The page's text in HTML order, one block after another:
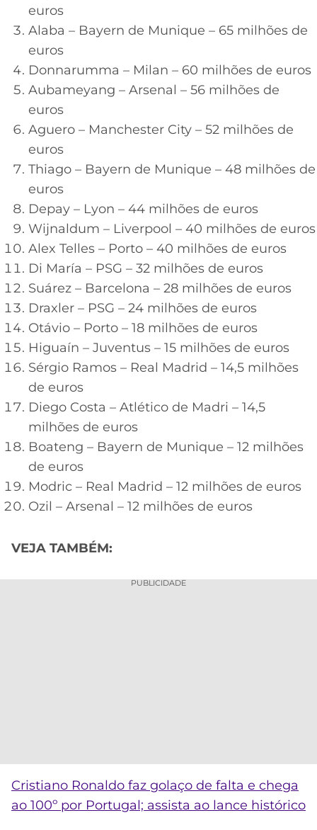
euros
Alaba – Bayern de Munique – 65 milhões de
euros
Donnarumma – Milan – 60 milhões de euros
Aubameyang – Arsenal – 56 milhões de
euros
Aguero – Manchester City – 52 milhões de
euros
Thiago – Bayern de Munique – 48 milhões de
euros
Depay – Lyon – 44 milhões de euros
Wijnaldum – Liverpool – 40 milhões de euros
Alex Telles – Porto – 40 milhões de euros
Di María – PSG – 32 milhões de euros
Suárez – Barcelona – 28 milhões de euros
Draxler – PSG – 24 milhões de euros
Otávio – Porto – 18 milhões de euros
Higuaín – Juventus – 15 milhões de euros
Sérgio Ramos – Real Madrid – 14,5 milhões
de euros
Diego Costa – Atlético de Madri – 14,5
milhões de euros
Boateng – Bayern de Munique – 12 milhões
de euros
Modric – Real Madrid – 12 milhões de euros
Ozil – Arsenal – 12 milhões de euros
VEJA TAMBÉM:
PUBLICIDADE
Cristiano Ronaldo faz golaço de falta e chega
ao 100º por Portugal; assista ao lance histórico